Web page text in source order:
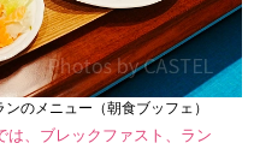
のメニュー（朝食ブッフェ）
は、ブレックファスト、ラン